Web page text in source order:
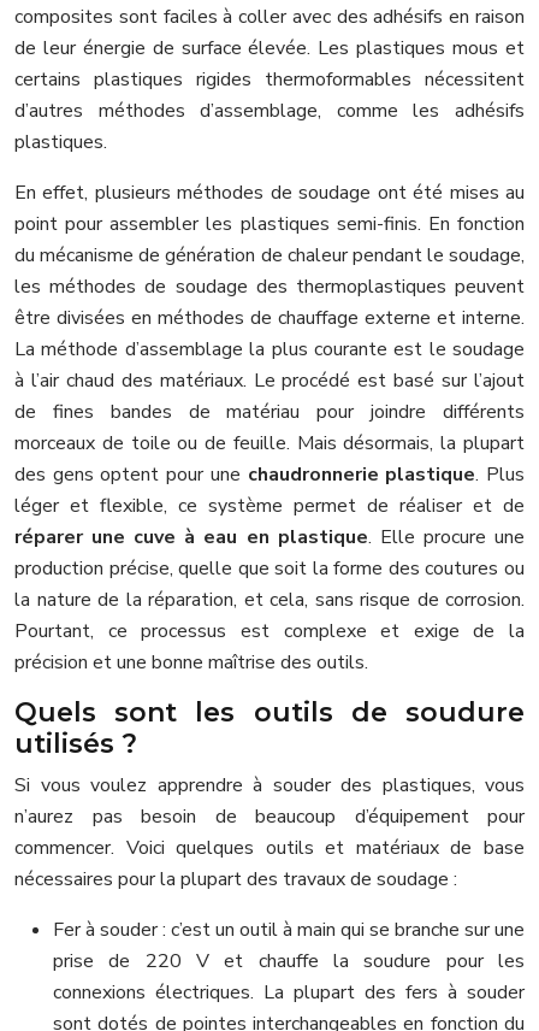
composites sont faciles à coller avec des adhésifs en raison
de leur énergie de surface élevée. Les plastiques mous et
certains plastiques rigides thermoformables nécessitent
d’autres méthodes d’assemblage, comme les adhésifs
plastiques.
En effet, plusieurs méthodes de soudage ont été mises au
point pour assembler les plastiques semi-finis. En fonction
du mécanisme de génération de chaleur pendant le soudage,
les méthodes de soudage des thermoplastiques peuvent
être divisées en méthodes de chauffage externe et interne.
La méthode d’assemblage la plus courante est le soudage
à l’air chaud des matériaux. Le procédé est basé sur l’ajout
de fines bandes de matériau pour joindre différents
morceaux de toile ou de feuille. Mais désormais, la plupart
des gens optent pour une chaudronnerie plastique. Plus
léger et flexible, ce système permet de réaliser et de
réparer une cuve à eau en plastique. Elle procure une
production précise, quelle que soit la forme des coutures ou
la nature de la réparation, et cela, sans risque de corrosion.
Pourtant, ce processus est complexe et exige de la
précision et une bonne maîtrise des outils.
Quels sont les outils de soudure
utilisés ?
Si vous voulez apprendre à souder des plastiques, vous
n’aurez pas besoin de beaucoup d’équipement pour
commencer. Voici quelques outils et matériaux de base
nécessaires pour la plupart des travaux de soudage :
Fer à souder : c’est un outil à main qui se branche sur une
prise de 220 V et chauffe la soudure pour les
connexions électriques. La plupart des fers à souder
sont dotés de pointes interchangeables en fonction du